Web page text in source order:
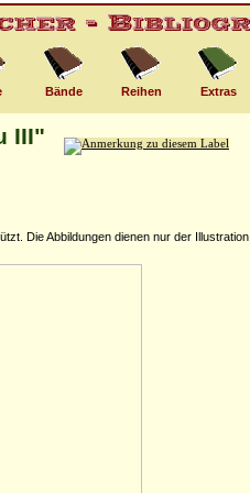
Bände Reihen Extras
III"
Die Abbildungen dienen nur der Illustration.